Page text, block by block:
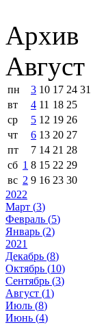
Архив
Август
пн 3 10 17 24 31
вт
4 11 18 25
ср
5 12 19 26
чт
6 13 20 27
пт
7 14 21 28
сб 1 8 15 22 29
вс 2 9 16 23 30
2022
Март (3)
Февраль (5)
Январь (2)
2021
Декабрь (8)
Октябрь (10)
Сентябрь (3)
Август (1)
Июль (8)
Июнь (4)